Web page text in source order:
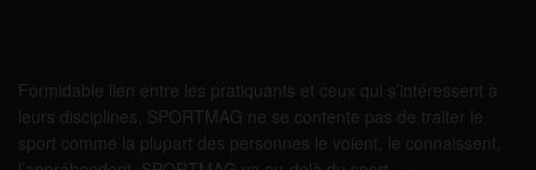
Formidable lien entre les pratiquants et ceux qui s’intéressent à
leurs disciplines, SPORTMAG ne se contente pas de traiter le
sport comme la plupart des personnes le voient, le connaissent,